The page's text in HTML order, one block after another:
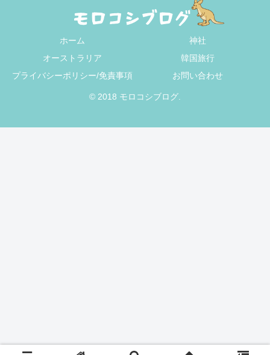
ホーム
神社
オーストラリア
韓国旅行
プライバシーポリシー/免責事項
お問い合わせ
© 2018 モロコシブログ.